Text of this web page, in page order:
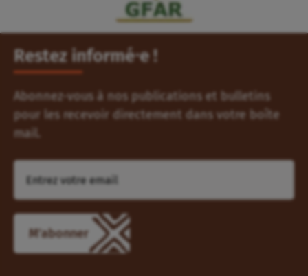
Restez informé⸱e !
Abonnez-vous à nos publications et bulletins
pour les recevoir directement dans votre boîte
mail.
M'abonner